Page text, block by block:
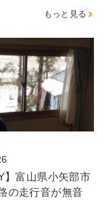
もっと見る
】富山県小矢部市
の走行音が無音